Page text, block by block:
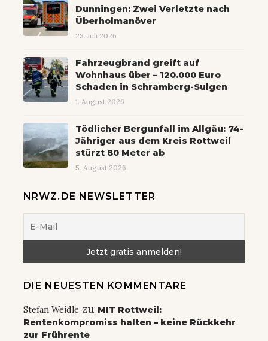
Dunningen: Zwei Verletzte nach
Überholmanöver
23. Juli 2026
Fahrzeugbrand greift auf
Wohnhaus über – 120.000 Euro
Schaden in Schramberg-Sulgen
1. August 2026
Tödlicher Bergunfall im Allgäu: 74-
Jähriger aus dem Kreis Rottweil
stürzt 80 Meter ab
5. August 2026
NRWZ.DE NEWSLETTER
DIE NEUESTEN KOMMENTARE
Stefan Weidle zu MIT Rottweil:
Rentenkompromiss halten – keine Rückkehr
zur Frührente